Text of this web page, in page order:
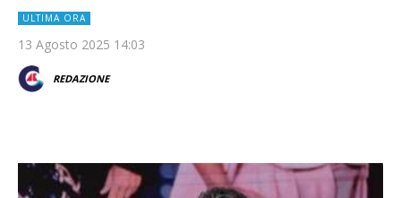
ULTIMA ORA
13 Agosto 2025 14:03
REDAZIONE